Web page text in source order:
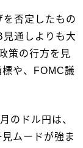
否定したもの
通しよりも大
策の行方を見
や、FOMC議
のドル円は、
ムードが強ま